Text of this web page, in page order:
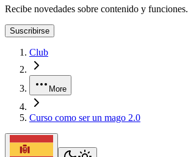
Recibe novedades sobre contenido y funciones.
Suscribirse
Club
More
Curso como ser un mago 2.0